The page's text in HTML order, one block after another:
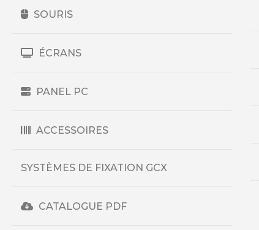
SOURIS
ÉCRANS
PANEL PC
ACCESSOIRES
SYSTÈMES DE FIXATION GCX
CATALOGUE PDF